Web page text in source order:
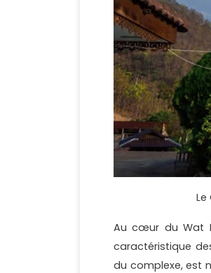
Au cœur du Wat
caractéristique
du complexe, est